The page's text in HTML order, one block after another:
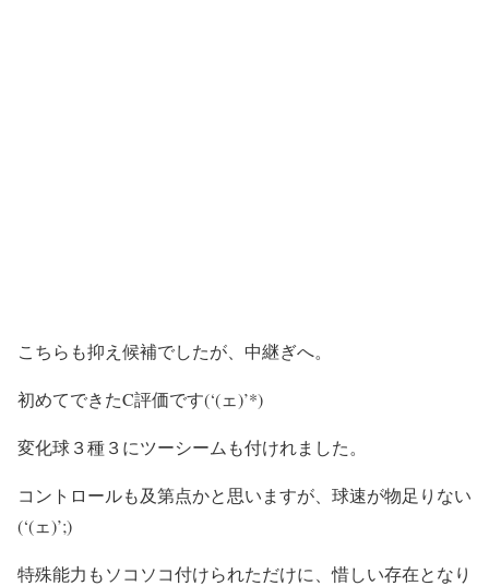
こちらも抑え候補でしたが、中継ぎへ。
初めてできたC評価です(‘(ェ)’*)
変化球３種３にツーシームも付けれました。
コントロールも及第点かと思いますが、球速が物足りない
(‘(ェ)’;)
特殊能力もソコソコ付けられただけに、惜しい存在となり